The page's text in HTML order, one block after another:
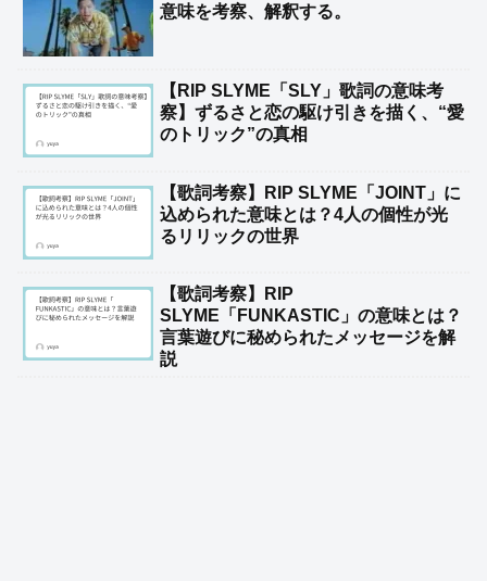
意味を考察、解釈する。
【RIP SLYME「SLY」歌詞の意味考
察】ずるさと恋の駆け引きを描く、“愛
のトリック”の真相
【歌詞考察】RIP SLYME「JOINT」に
込められた意味とは？4人の個性が光
るリリックの世界
【歌詞考察】RIP
SLYME「FUNKASTIC」の意味とは？
言葉遊びに秘められたメッセージを解
説